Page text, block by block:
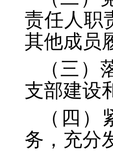
责任人职
其他成员
（三
支部建设
（四
务，充分